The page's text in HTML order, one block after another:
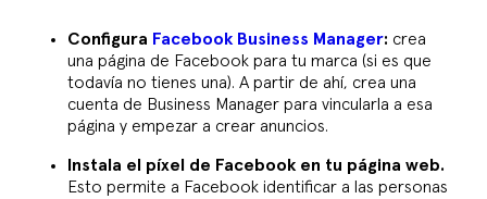
Configura Facebook Business Manager: crea
una página de Facebook para tu marca (si es que
todavía no tienes una). A partir de ahí, crea una
cuenta de Business Manager para vincularla a esa
página y empezar a crear anuncios.
Instala el píxel de Facebook en tu página web.
Esto permite a Facebook identificar a las personas